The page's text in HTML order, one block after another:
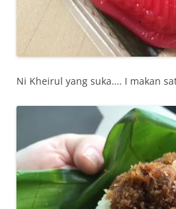
Ni Kheirul yang suka…. I makan